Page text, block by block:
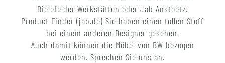
Bielefelder Werkstätten oder Jab Anstoetz.
Product Finder (jab.de) Sie haben einen tollen Stoff
bei einem anderen Designer gesehen.
Auch damit können die Möbel von BW bezogen
werden. Sprechen Sie uns an.